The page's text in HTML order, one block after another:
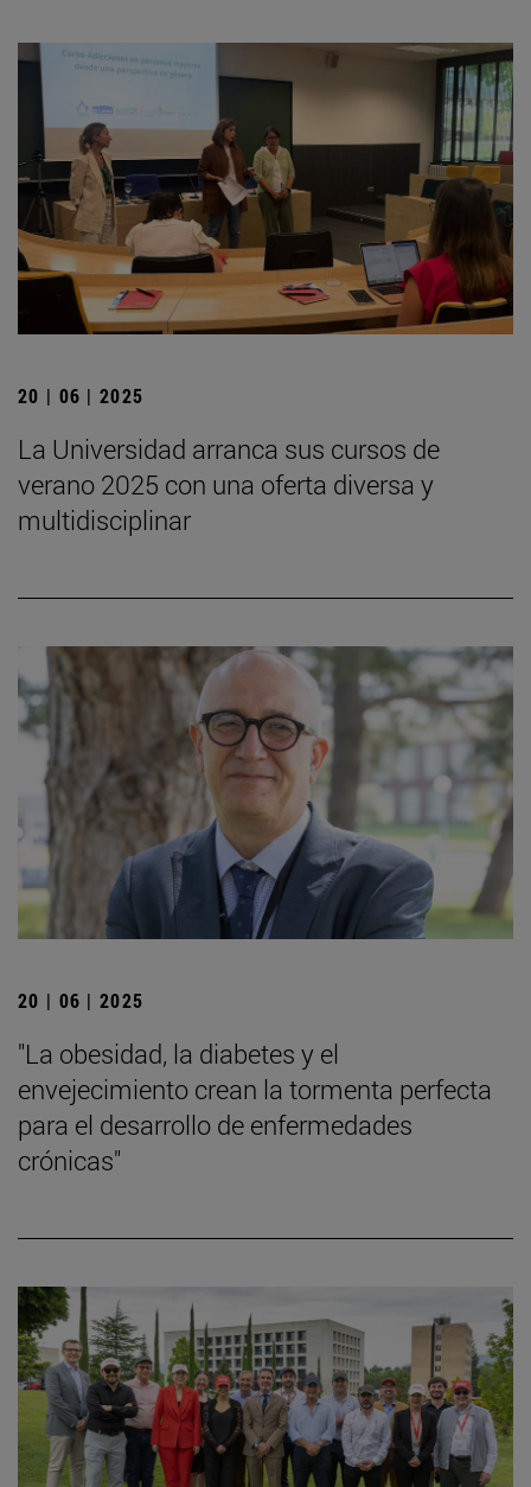
20 | 06 | 2025
La Universidad arranca sus cursos de
verano 2025 con una oferta diversa y
multidisciplinar
20 | 06 | 2025
"La obesidad, la diabetes y el
envejecimiento crean la tormenta perfecta
para el desarrollo de enfermedades
crónicas"